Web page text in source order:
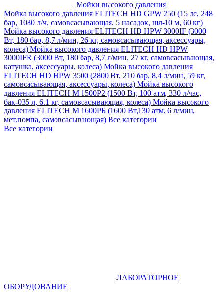
Мойки высокого давления
Мойка высокого давления ELITECH HD GPW 250 (15 лс, 248
бар, 1080 л/ч, самовсасывающая, 5 насадок, шл-10 м, 60 кг)
Мойка высокого давления ELITECH HD HPW 3000IF (3000
Вт, 180 бар, 8,7 л/мин, 26 кг, самовсасывающая, аксессуары,
колеса) Мойка высокого давления ELITECH HD HPW
3000IFR (3000 Вт, 180 бар, 8,7 л/мин, 27 кг, самовсасывающая,
катушка, аксессуары, колеса) Мойка высокого давления
ELITECH HD HPW 3500 (2800 Вт, 210 бар, 8,4 л/мин, 59 кг,
самовсасывающая, аксессуары, колеса) Мойка высокого
давления ELITECH M 1500P2 (1500 Вт, 100 атм, 330 л/час,
бак-035 л, 6.1 кг, самовсасывающая, колеса) Мойка высокого
давления ELITECH М 1600РБ (1600 Вт,130 атм, 6 л/мин,
мет.помпа, самовсасывающая) Все категории
Все категории
ЛАБОРАТОРНОЕ
ОБОРУДОВАНИЕ